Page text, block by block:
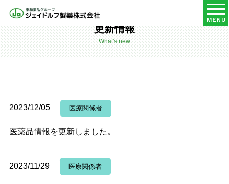
更新情報
What's new
2023/12/05 医療関係者
医薬品情報を更新しました。
2023/11/29 医療関係者